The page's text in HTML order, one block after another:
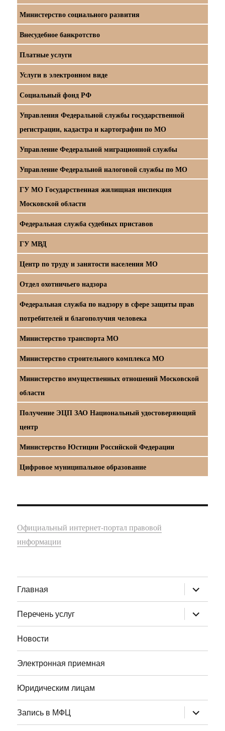
Министерство социального развития
Внесудебное банкротство
Платные услуги
Услуги в электронном виде
Социальный фонд РФ
Управления Федеральной службы государственной
регистрации, кадастра и картографии по МО
Управление Федеральной миграционной службы
Управление Федеральной налоговой службы по МО
ГУ МО Государственная жилищная инспекция
Московской области
Федеральная служба судебных приставов
ГУ МВД
Центр по труду и занятости населения МО
Отдел охотничьего надзора
Федеральная служба по надзору в сфере защиты прав
потребителей и благополучия человека
Министерство транспорта МО
Министерство строительного комплекса МО
Министерство имущественных отношений Московской
области
Получение ЭЦП ЗАО Национальный удостоверяющий
центр
Министерство Юстиции Российской Федерации
Цифровое муниципальное образование
Официальный интернет-портал правовой
информации
Главная раскрыть
дочернее
меню
Перечень услуг
раскрыть
дочернее
меню
Новости
Электронная приемная
Юридическим лицам
Запись в МФЦ раскрыть
дочернее
меню